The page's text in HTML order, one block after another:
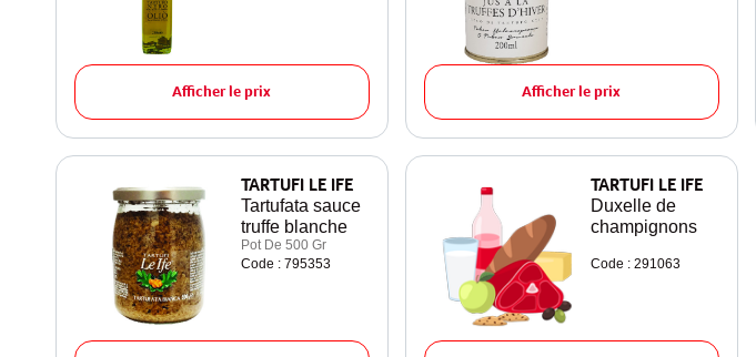
Afficher le prix Afficher le prix
TARTUFI LE IFE
Tartufata sauce
truffe blanche
Pot De 500 Gr
Code : 795353
TARTUFI LE IFE
Duxelle de
champignons
Code : 291063